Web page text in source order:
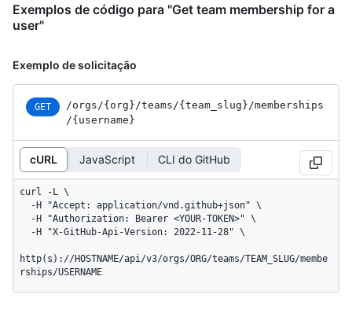
Exemplos de código para "Get team membership for a
user"
Exemplo de solicitação
GET /orgs /{org} /teams /{team_ slug} /memberships
/{username}
cURL JavaScript CLI do GitHub
curl -L \
http(s)://HOSTNAME/api/v3/orgs/ORG/teams/TEAM_SLUG/membe
rships/USERNAME